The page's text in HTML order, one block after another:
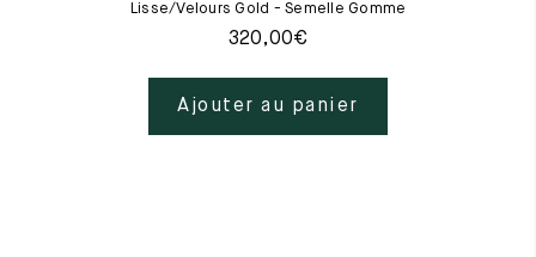
Lisse/Velours Gold - Semelle Gomme
320,00€
Ajouter au panier